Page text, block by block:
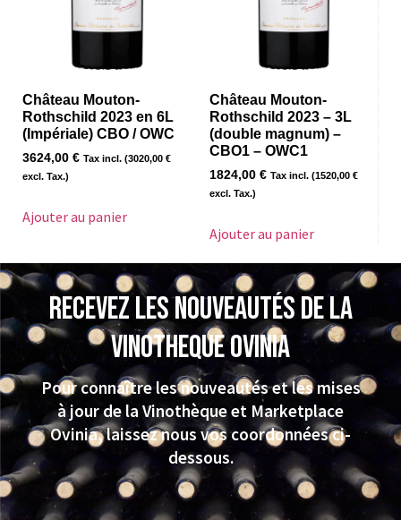
Château Mouton-
Rothschild 2023 en 6L
(Impériale) CBO / OWC
3624,00 € Tax incl. (3020,00 €
excl. Tax.)
Ajouter au panier
Château Mouton-
Rothschild 2023 – 3L
(double magnum) –
CBO1 – OWC1
1824,00 € Tax incl. (1520,00 €
excl. Tax.)
Ajouter au panier
Recevez les nouveautés de la
VINOTHEQUE Ovinia
Pour connaître les nouveautés et les mises
à jour de la Vinothèque et Marketplace
Ovinia, laissez nous vos coordonnées ci-
dessous.